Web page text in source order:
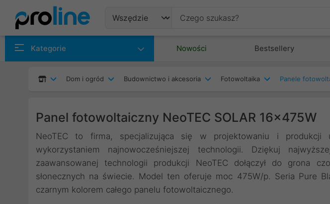
Kategorie Nowości Bestsellery
Dom i ogród Budownictwo i akcesoria Fotowoltaika Panele
Panel fotowoltaiczny NeoTEC SOLAR 16x475W
NeoTEC to firma, specjalizująca się w projektowaniu i produkcji
wykorzystaniem najnowocześniejszej technologii. Dziękuj
zaawansowanej technologii produkcji NeoTEC dołączył do grona
słonecznych na świecie. Model ten oferuje moc 475W/p. Seria Pure
czarnym kolorem całego panelu fotowoltaicznego.